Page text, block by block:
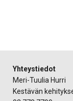
Yhteystiedot
Meri-Tuulia Hurri
Kestävän